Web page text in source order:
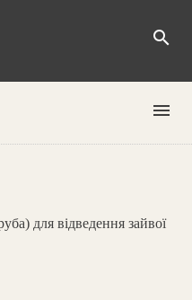
search
menu
для відведення зайвої